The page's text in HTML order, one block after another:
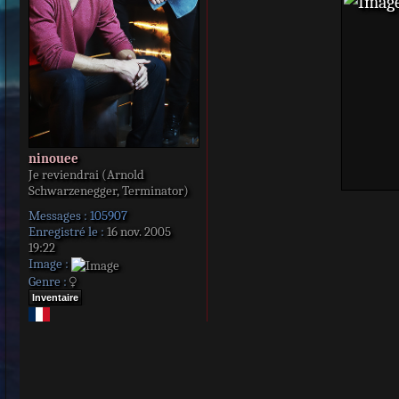
ninouee
Je reviendrai (Arnold
Schwarzenegger, Terminator)
Messages : 105907
Enregistré le : 16 nov. 2005
19:22
Image :
Genre :
Inventaire